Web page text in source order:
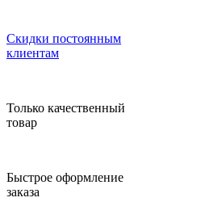
Скидки постоянным
клиентам
Только качественный
товар
Быстрое оформление
заказа